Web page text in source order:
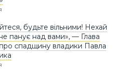
будьте вільними! Нехай
панує над вами», — Глава
спадщину владики Павла